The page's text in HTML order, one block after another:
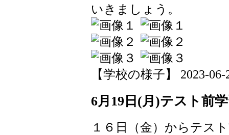
いきましょう。
【学校の様子】 2023-
6月19日(月)テスト前
１６日（金）からテス